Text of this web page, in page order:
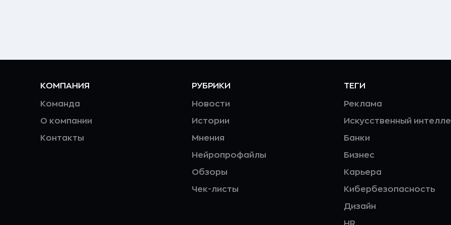
КОМПАНИЯ
Команда
О компании
Контакты
РУБРИКИ
Новости
Истории
Мнения
Нейропрофайлы
Обзоры
Чек-листы
ТЕГИ
Реклама
Искусственный
Банки
Бизнес
Карьера
Кибербезопасность
Дизайн
HR